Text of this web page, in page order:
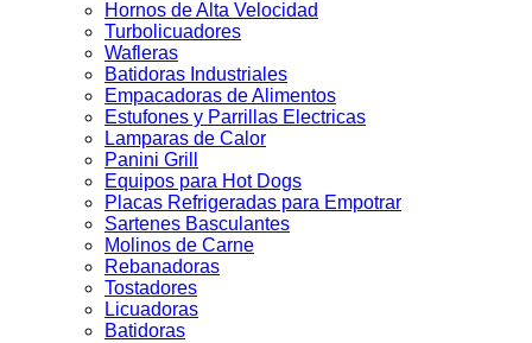
Hornos de Alta Velocidad
Turbolicuadores
Wafleras
Batidoras Industriales
Empacadoras de Alimentos
Estufones y Parrillas Electricas
Lamparas de Calor
Panini Grill
Equipos para Hot Dogs
Placas Refrigeradas para Empotrar
Sartenes Basculantes
Molinos de Carne
Rebanadoras
Tostadores
Licuadoras
Batidoras